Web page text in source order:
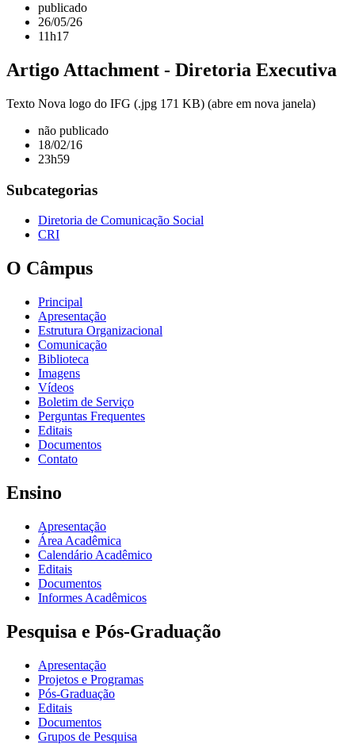
publicado
26/05/26
11h17
Artigo Attachment - Diretoria Executiva
Texto Nova logo do IFG (.jpg 171 KB) (abre em nova janela)
não publicado
18/02/16
23h59
Subcategorias
Diretoria de Comunicação Social
CRI
O Câmpus
Principal
Apresentação
Estrutura Organizacional
Comunicação
Biblioteca
Imagens
Vídeos
Boletim de Serviço
Perguntas Frequentes
Editais
Documentos
Contato
Ensino
Apresentação
Área Acadêmica
Calendário Acadêmico
Editais
Documentos
Informes Acadêmicos
Pesquisa e Pós-Graduação
Apresentação
Projetos e Programas
Pós-Graduação
Editais
Documentos
Grupos de Pesquisa